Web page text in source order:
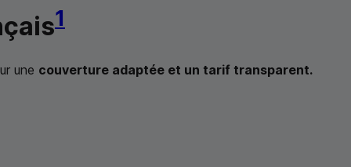
1
une couverture adaptée et un tarif transparent.